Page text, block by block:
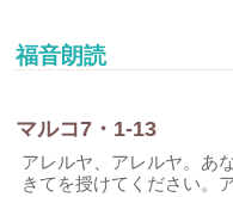
福音朗読
マルコ7・1-13
アレルヤ、アレルヤ。あ
きてを授けてください。